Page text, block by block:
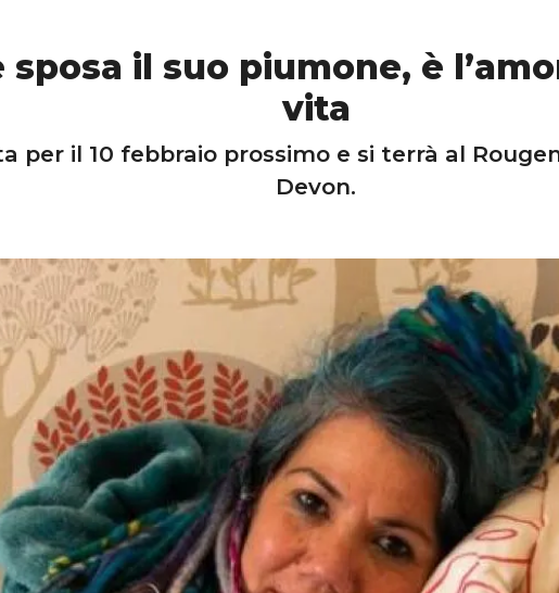
sposa il suo piumone, è
vita
per il 10 febbraio prossimo e si terrà al
Devon.